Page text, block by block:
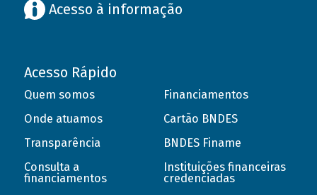
Acesso à informação
Acesso Rápido
Quem somos
Onde atuamos
Transparência
Consulta a
financiamentos
Financiamentos
Cartão BNDES
BNDES Finame
Instituições financeiras
credenciadas